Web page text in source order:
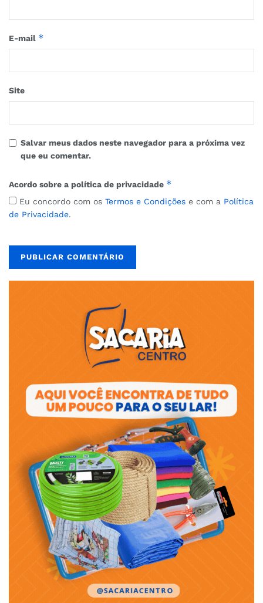
E-mail *
Site
Salvar meus dados neste navegador para a próxima vez
que eu comentar.
Acordo sobre a política de privacidade *
Eu concordo com os Termos e Condições e com a Política
de Privacidade.